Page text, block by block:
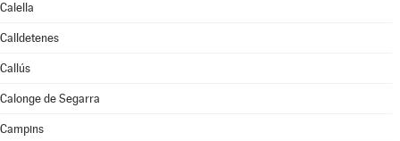
Calella
Calldetenes
Callús
Calonge de Segarra
Campins